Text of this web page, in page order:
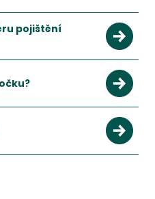
pojištění
limity plnění, spoluúčast a
se nevyplatí řešit jen cenu.
a kočky, které pomáhá krýt